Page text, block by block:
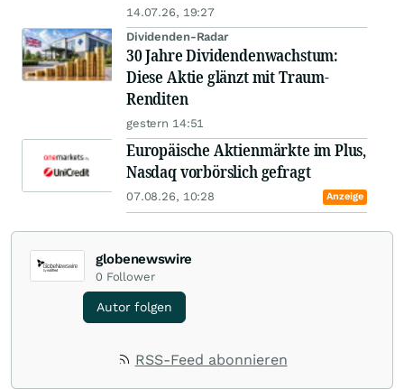
14.07.26, 19:27
Dividenden-Radar
30 Jahre Dividendenwachstum:
Diese Aktie glänzt mit Traum-
Renditen
gestern 14:51
Europäische Aktienmärkte im Plus,
Nasdaq vorbörslich gefragt
07.08.26, 10:28 Anzeige
globenewswire
0 Follower
Autor folgen
RSS-Feed abonnieren